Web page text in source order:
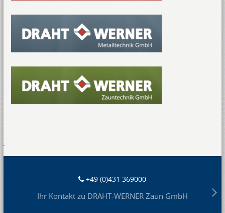
+49 (0)431 369000
Ihr Kontakt zu DRAHT-WERNER Zaun GmbH